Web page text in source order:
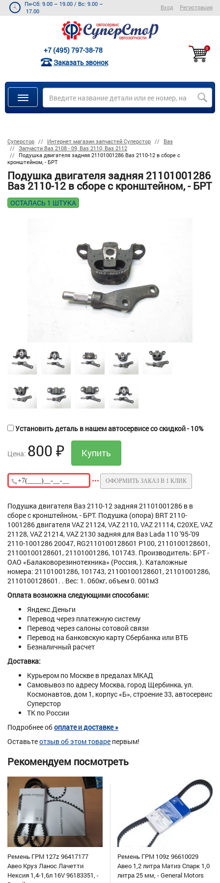
Пн-Сб: 9.00 – 19.00 / Вс: 9.00 –
17.00
Вход Регистрация
+7 (495) 797-38-78
Заказать звонок
0
Суперстор Интернет магазин запчастей Суперстор
Ваз
Запчасти Ваз 2108 - 09, Ваз 2110, Ваз 2112
Подушка двигателя задняя 21101001286 Ваз 2110-12 в сборе с
кронштейном, - БРТ
Подушка двигателя задняя 21101001286
Ваз 2110-12 в сборе с кронштейном, - БРТ
ОСТАЛАСЬ 1 ШТУКА
Установить деталь в нашем автосервисе со скидкой - 10%
Цена: 800 ₽
ОФОРМИТЬ ЗАКАЗ В 1 КЛИК
Подушка двигателя Ваз 2110-12 задняя 21101001286 в в
сборе с кронштейном, - БРТ. Подушка (опора) BRT 2110-
1001286 двигателя VAZ 21124, VAZ 2110, VAZ 21114, C20XE, VAZ
21128, VAZ 21214, VAZ 2130 задняя для Ваз Lada 110 '95-'09
2110-1001286 20047, RG2110100128601 P100, 2110100128601,
21100100128601, 21101001286, 101743. Производитель: БРТ -
ОАО «Балаковорезинотехника» (Россия, ). Каталожные
номера: 21101001286, 101743, 21100100128601, 21101001286,
2110100128601. . Вес: 1. 060кг, объем 0. 001м3
Оплата возможна следующими способами:
Яндекс.Деньги
Перевод через платежную систему
Перевод через салоны сотовой связи
Перевод на банковскую карту Сбербанка или ВТБ
Безналичный расчет
Доставка:
Курьером по Москве в предалах МКАД
Самовывоз по адресу Москва, город Щербинка, ул.
Космонавтов, дом 1, корпус «Б», строение 33, автосервис
Суперстор
ТК по России
Подробнее обоплате и доставке »
Оставьтеотзыв об этом товаре первым!
Рекомендуем посмотреть
Ремень ГРМ 127z 96417177
Авео Круз Ланос Лачетти
Нексия 1,4-1,6л 16V 96183351, -
Ремень ГРМ 109z 96610029
Авео 1,2 литра Матиз Спарк 1,0
литра 25 мм, - General Motors